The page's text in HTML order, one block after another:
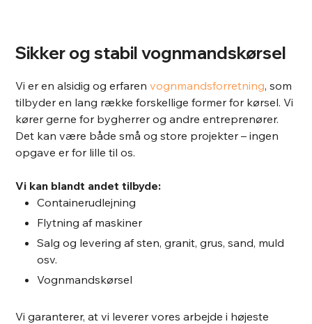
Sikker og stabil vognmandskørsel
Vi er en alsidig og erfarenvognmandsforretning, som
tilbyder en lang række forskellige former for kørsel. Vi
kører gerne for bygherrer og andre entreprenører.
Det kan være både små og store projekter – ingen
opgave er for lille til os.
Vi kan blandt andet tilbyde:
​​Containerudlejning
​​Flytning af maskiner
​​Salg og levering af sten, granit, grus, sand, muld
osv.
​Vognmandskørsel
​Vi garanterer, at vi leverer vores arbejde i højeste